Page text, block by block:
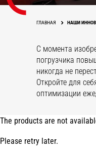
ГЛАВНАЯ НАШИ
С момента
погрузчика
никогда не
Откройте для
оптимизации
The products are not
Please retry later.